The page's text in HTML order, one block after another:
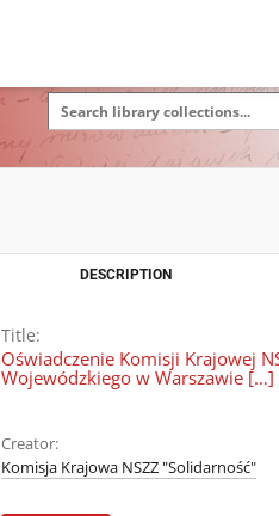
DESCRIPTION
Title:
Oświadczenie Komisji Krajowej
Wojewódzkiego w Warszawie […]
Creator:
Komisja Krajowa NSZZ "Solidarność"